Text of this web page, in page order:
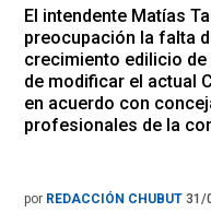
El intendente Matías
preocupación la falta
crecimiento edilicio de
de modificar el actual
en acuerdo con
profesionales de la
por REDACCIÓN CHUBUT 31/